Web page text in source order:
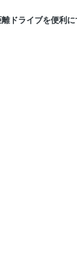
ドライブを便利